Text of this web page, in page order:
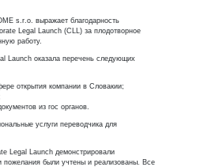
s.r.o. выражает благодарность
Legal Launch (CLL) за плодотворное
работу.
Launch оказала перечень следующих
открытия компании в Словакии;
из гос органов.
услуги переводчика для
Legal Launch демонстрировали
были учтены и реализованы. Все